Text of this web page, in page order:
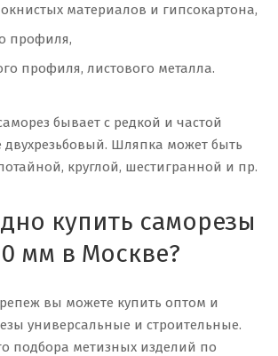
материалов и гипсокартона,
профиля,
профиля, листового металла.
бывает с редкой и частой
двухрезьбовый. Шляпка может быть
круглой, шестигранной и пр.
купить саморезы
мм в Москве?
вы можете купить оптом и
универсальные и строительные.
подбора метизных изделий по